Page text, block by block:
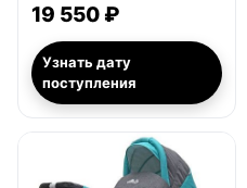
19 550 ₽
Узнать дату
поступления